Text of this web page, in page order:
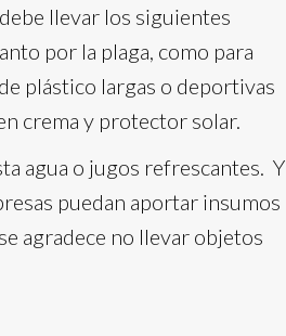
llevar los siguientes
por la plaga, como para
plástico largas o deportivas
crema y protector solar.
agua o jugos refrescantes. Y
puedan aportar insumos
agradece no llevar objetos